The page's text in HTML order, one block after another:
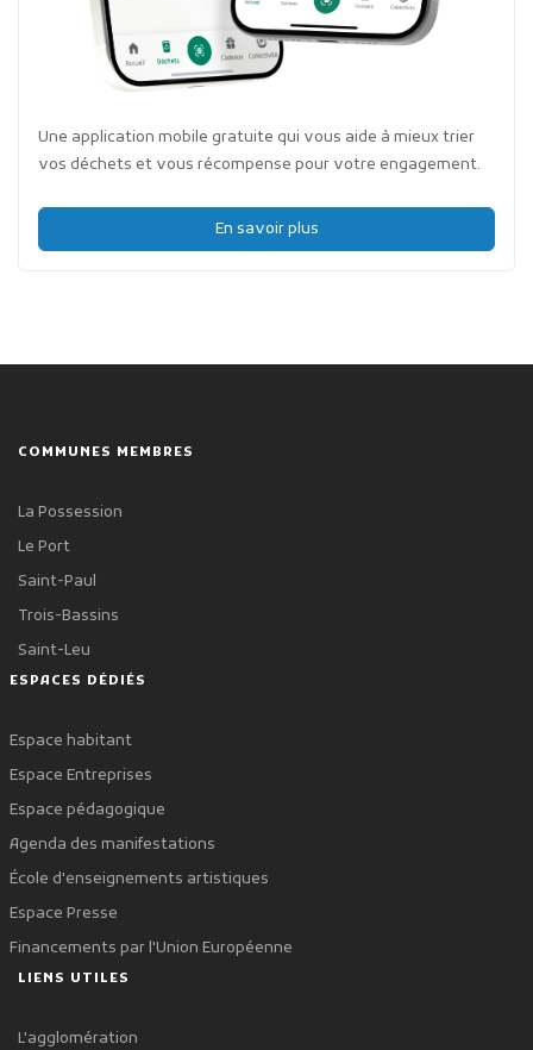
Une application mobile gratuite qui vous aide à mieux trier
vos déchets et vous récompense pour votre engagement.
En savoir plus
COMMUNES MEMBRES
La Possession
Le Port
Saint-Paul
Trois-Bassins
Saint-Leu
ESPACES DÉDIÉS
Espace habitant
Espace Entreprises
Espace pédagogique
Agenda des manifestations
École d'enseignements artistiques
Espace Presse
Financements par l'Union Européenne
LIENS UTILES
L'agglomération